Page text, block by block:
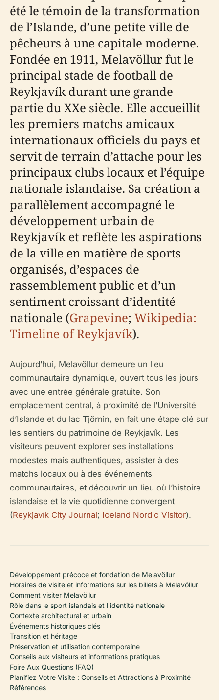
été le témoin de la transformation
de l’Islande, d’une petite ville de
pêcheurs à une capitale moderne.
Fondée en 1911, Melavöllur fut le
principal stade de football de
Reykjavík durant une grande
partie du XXe siècle. Elle accueillit
les premiers matchs amicaux
internationaux officiels du pays et
servit de terrain d’attache pour les
principaux clubs locaux et l’équipe
nationale islandaise. Sa création a
parallèlement accompagné le
développement urbain de
Reykjavík et reflète les aspirations
de la ville en matière de sports
organisés, d’espaces de
rassemblement public et d’un
sentiment croissant d’identité
nationale (Grapevine; Wikipedia:
Timeline of Reykjavík).
Aujourd’hui, Melavöllur demeure un lieu
communautaire dynamique, ouvert tous les jours
avec une entrée générale gratuite. Son
emplacement central, à proximité de l’Université
d’Islande et du lac Tjörnin, en fait une étape clé sur
les sentiers du patrimoine de Reykjavík. Les
visiteurs peuvent explorer ses installations
modestes mais authentiques, assister à des
matchs locaux ou à des événements
communautaires, et découvrir un lieu où l’histoire
islandaise et la vie quotidienne convergent
(Reykjavík City Journal; Iceland Nordic Visitor).
Développement précoce et fondation de Melavöllur
Horaires de visite et informations sur les billets à Melavöllur
Comment visiter Melavöllur
Rôle dans le sport islandais et l’identité nationale
Contexte architectural et urbain
Événements historiques clés
Transition et héritage
Préservation et utilisation contemporaine
Conseils aux visiteurs et informations pratiques
Foire Aux Questions (FAQ)
Planifiez Votre Visite : Conseils et Attractions à Proximité
Références